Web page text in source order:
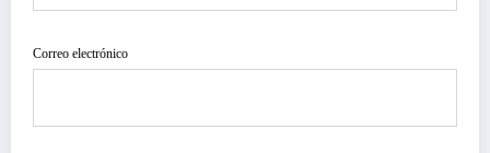
Correo electrónico